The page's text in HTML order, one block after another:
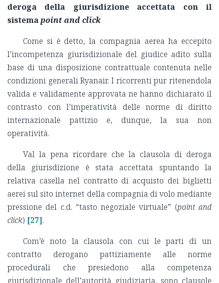
deroga della giurisdizione accettata con il
sistemapoint and click
Come si è detto, la compagnia aerea ha eccepito
l’incompetenza giurisdizionale del giudice adito sulla
base di una disposizione contrattuale contenuta nelle
condizioni generali Ryanair. I ricorrenti pur ritenendola
valida e validamente approvata ne hanno dichiarato il
contrasto con l’imperatività delle norme di diritto
internazionale pattizio e, dunque, la sua non
operatività.
Val la pena ricordare che la clausola di deroga
della giurisdizione è stata accettata spuntando la
relativa casella nel contratto di acquisto dei biglietti
aerei sul sito internet della compagnia di volo mediante
pressione del c.d. “tasto negoziale virtuale” (point and
click) [27].
Com’è noto la clausola con cui le parti di un
contratto derogano pattiziamente alle norme
procedurali che presiedono alla competenza
giurisdizionale dell’autorità giudiziaria, sono clausole